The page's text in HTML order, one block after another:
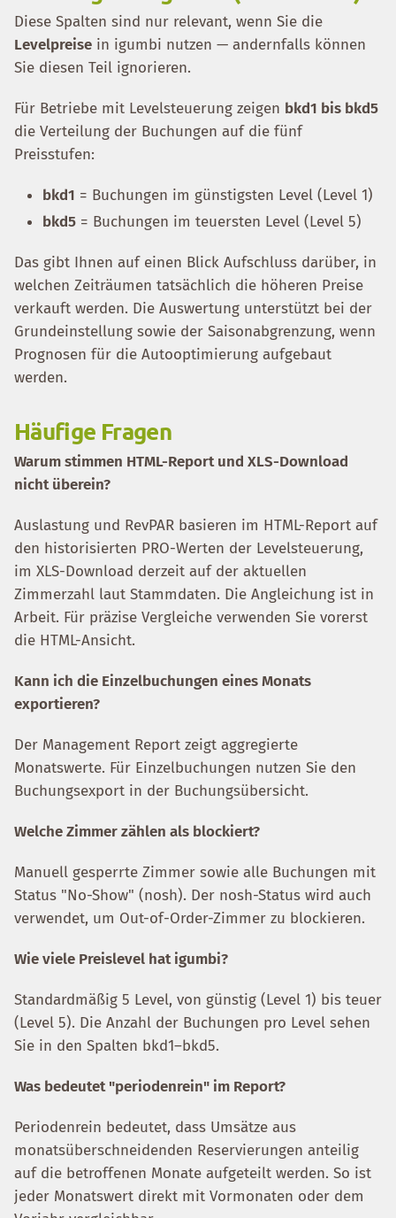
Diese Spalten sind nur relevant, wenn Sie die
Levelpreise in igumbi nutzen — andernfalls können
Sie diesen Teil ignorieren.
Für Betriebe mit Levelsteuerung zeigen bkd1 bis bkd5
die Verteilung der Buchungen auf die fünf
Preisstufen:
bkd1 = Buchungen im günstigsten Level (Level 1)
bkd5 = Buchungen im teuersten Level (Level 5)
Das gibt Ihnen auf einen Blick Aufschluss darüber, in
welchen Zeiträumen tatsächlich die höheren Preise
verkauft werden. Die Auswertung unterstützt bei der
Grundeinstellung sowie der Saisonabgrenzung, wenn
Prognosen für die Autooptimierung aufgebaut
werden.
Häufige Fragen
Warum stimmen HTML-Report und XLS-Download
nicht überein?
Auslastung und RevPAR basieren im HTML-Report auf
den historisierten PRO-Werten der Levelsteuerung,
im XLS-Download derzeit auf der aktuellen
Zimmerzahl laut Stammdaten. Die Angleichung ist in
Arbeit. Für präzise Vergleiche verwenden Sie vorerst
die HTML-Ansicht.
Kann ich die Einzelbuchungen eines Monats
exportieren?
Der Management Report zeigt aggregierte
Monatswerte. Für Einzelbuchungen nutzen Sie den
Buchungsexport in der Buchungsübersicht.
Welche Zimmer zählen als blockiert?
Manuell gesperrte Zimmer sowie alle Buchungen mit
Status "No-Show" (nosh). Der nosh-Status wird auch
verwendet, um Out-of-Order-Zimmer zu blockieren.
Wie viele Preislevel hat igumbi?
Standardmäßig 5 Level, von günstig (Level 1) bis teuer
(Level 5). Die Anzahl der Buchungen pro Level sehen
Sie in den Spalten bkd1–bkd5.
Was bedeutet "periodenrein" im Report?
Periodenrein bedeutet, dass Umsätze aus
monatsüberschneidenden Reservierungen anteilig
auf die betroffenen Monate aufgeteilt werden. So ist
jeder Monatswert direkt mit Vormonaten oder dem